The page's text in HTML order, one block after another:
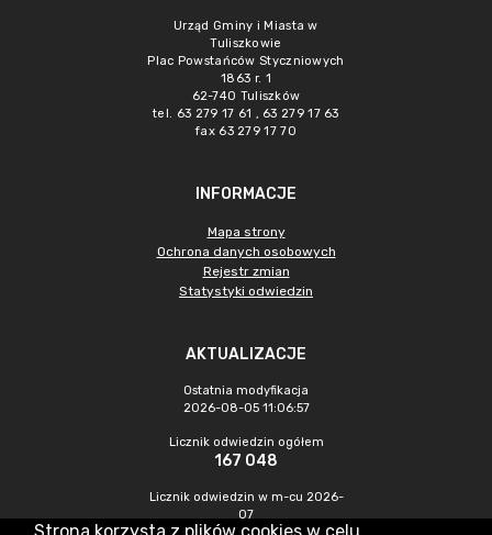
Urząd Gminy i Miasta w
Tuliszkowie
Plac Powstańców Styczniowych
1863 r. 1
62-740 Tuliszków
tel. 63 279 17 61 , 63 279 17 63
fax 63 279 17 70
INFORMACJE
Mapa strony
Ochrona danych osobowych
Rejestr zmian
Statystyki odwiedzin
AKTUALIZACJE
Ostatnia modyfikacja
2026-08-05 11:06:57
Licznik odwiedzin ogółem
167 048
Licznik odwiedzin w m-cu 2026-
07